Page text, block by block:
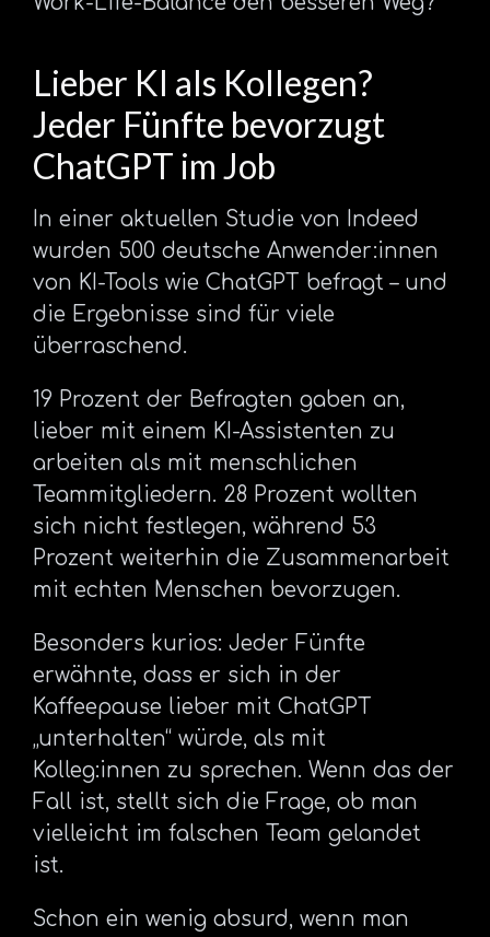
Lieber KI als Kollegen?
Jeder Fünfte bevorzugt
ChatGPT im Job
In einer aktuellen Studie von Indeed
wurden 500 deutsche Anwender:innen
von KI-Tools wie ChatGPT befragt – und
die Ergebnisse sind für viele
überraschend.
19 Prozent der Befragten gaben an,
lieber mit einem KI-Assistenten zu
arbeiten als mit menschlichen
Teammitgliedern. 28 Prozent wollten
sich nicht festlegen, während 53
Prozent weiterhin die Zusammenarbeit
mit echten Menschen bevorzugen.
Besonders kurios: Jeder Fünfte
erwähnte, dass er sich in der
Kaffeepause lieber mit ChatGPT
„unterhalten“ würde, als mit
Kolleg:innen zu sprechen. Wenn das der
Fall ist, stellt sich die Frage, ob man
vielleicht im falschen Team gelandet
ist.
Schon ein wenig absurd, wenn man